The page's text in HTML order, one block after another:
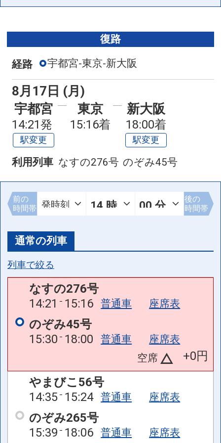
復路
経路 宇都宮-東京-新大阪
8月17日 (月)
宇都宮
14:21発
駅変更
東京
15:16着
新大阪
18:00着
駅変更
利用列車 なすの276号 のぞみ45号
前の
時間帯
後の
時間帯
通常の列車
列車で絞る
なすの276号
14:21
15:16 普通車 座席表
のぞみ45号
15:30 18:00 普通車
座席表
空席
+0円
やまびこ56号
14:35 15:24 普通車 座席表
のぞみ265号
15:39 18:06 普通車 座席表